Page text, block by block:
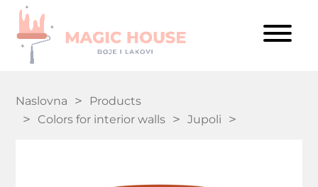
Naslovna
Products
Colors for interior walls
Jupoli